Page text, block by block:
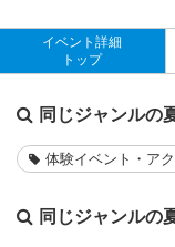
イベント詳細
トップ
同じジャンルの
体験イベント・ア
同じジャンルの